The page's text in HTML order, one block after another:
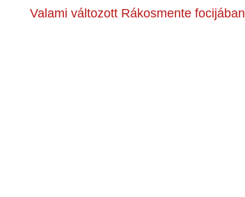
Valami változott Rákosmente focijában